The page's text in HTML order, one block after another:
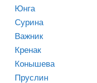
Юнга
Сурина
Важник
Кренак
Конышева
Пруслин